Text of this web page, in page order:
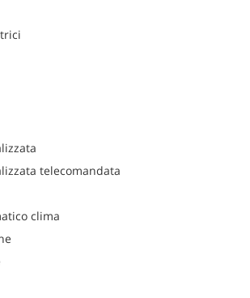
telecomandata
clima